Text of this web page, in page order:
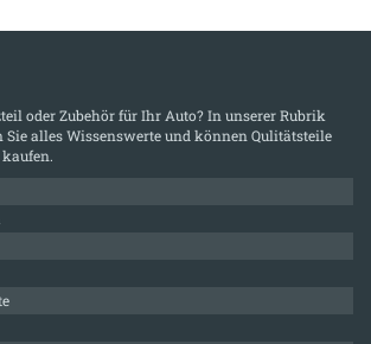
oder Zubehör für Ihr Auto? In unserer Rubrik
Sie alles Wissenswerte und können Qulitätsteile